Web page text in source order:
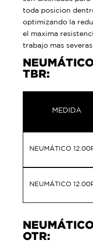
toda posicion
optimizando la
el maxima
trabajo mas
TBR:
MEDIDA
NEUMÁTICO
NEUMÁTICO
OTR: